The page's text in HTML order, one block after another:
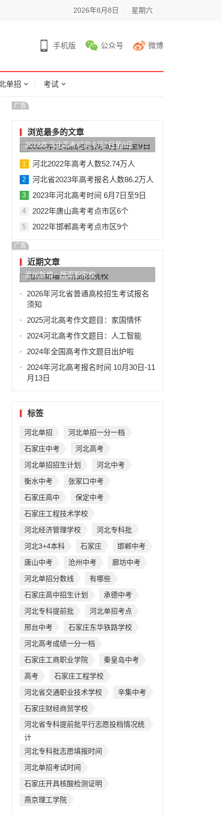
2026年8月8日 星期六
手机版 公众号 微博
单招 考试
广告
浏览最多的文章
2023年河北高考时间 6月7日至9日
1 河北2022年高考人数52.74万人
2 河北省2023年高考报名人数86.2万人
3 2023年河北高考时间 6月7日至9日
4 2022年唐山高考考点市区6个
5 2022年邯郸高考考点市区9个
广告
近期文章
沧州新增一所高职院校
2026年河北省普通高校招生考试报名
须知
2025河北高考作文题目：家国情怀
2024河北高考作文题目：人工智能
2024年全国高考作文题目出炉啦
2024年河北高考报名时间 10月30日-11
月13日
标签
河北单招
河北单招一分一档
石家庄中考
河北高考
河北单招招生计划
河北中考
衡水中考
张家口中考
石家庄高中
保定中考
石家庄工程技术学校
河北经济管理学校
河北专科批
河北3+4本科
石家庄
邯郸中考
唐山中考
沧州中考
廊坊中考
河北单招分数线
有哪些
石家庄高中招生计划
承德中考
河北专科提前批
河北单招考点
邢台中考
石家庄东华铁路学校
河北高考成绩一分一档
石家庄工商职业学院
秦皇岛中考
高考
石家庄工程学校
河北省交通职业技术学校
辛集中考
石家庄财经商贸学校
河北省专科提前批平行志愿投档情况统
计
河北专科批志愿填报时间
河北单招考试时间
石家庄开具核酸检测证明
燕京理工学院